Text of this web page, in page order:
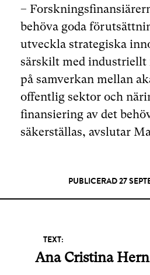
–
behöva goda
utveckla strategiska
särskilt med industriellt
på samverkan mellan
offentlig sektor och
finansiering av det
säkerställas, avslutar
PUBLICERAD 27
TEXT:
Ana Cristina